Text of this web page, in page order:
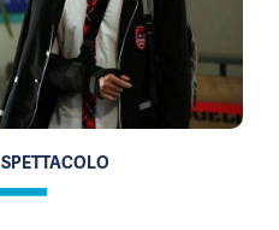
SPETTACOLO